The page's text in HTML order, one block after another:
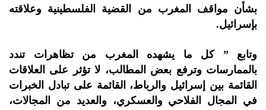
بشأن مواقف المغرب من القضية الفلسطينية وعلاقته
بإسرائيل.
وتابع ” كل ما يشهده المغرب من تظاهرات تندد
بالممارسات وترفع بعض المطالب، لا تؤثر على العلاقات
القائمة بين إسرائيل والرباط، القائمة على تبادل الخبرات
في المجال الفلاحي والعسكري، والعديد من المجالات،